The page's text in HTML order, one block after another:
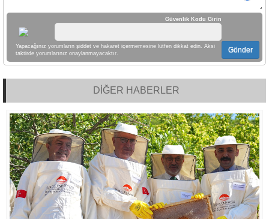
Güvenlik Kodu Girin
Yapacağınız yorumların şiddet ve hakaret içermemesine lütfen dikkat edin. Aksi
taktirde yorumlarınız onaylanmayacaktır.
Gönder
DİĞER HABERLER